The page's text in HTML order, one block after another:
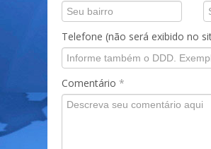
Telefone (não será exibido no
Comentário *